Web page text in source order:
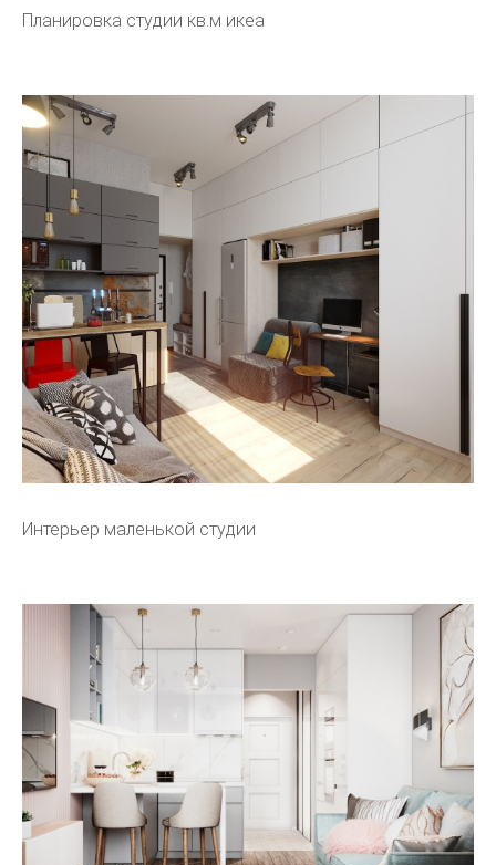
Планировка студии кв.м икеа
Интерьер маленькой студии